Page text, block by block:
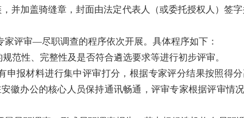
并加盖骑缝章，封面由法定代表人（或委托授权人）签
评审—尽职调查的程序依次开展。具体程序如下：
范性、完整性及是否符合遴选要求等进行初步评审。
申报材料进行集中评审打分，根据专家评分结果按照得
徽办公的核心人员保持通讯畅通，评审专家根据评审情